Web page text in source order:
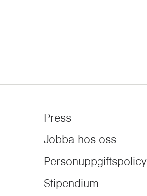
Press
Jobba hos oss
Personuppgiftspolicy
Stipendium